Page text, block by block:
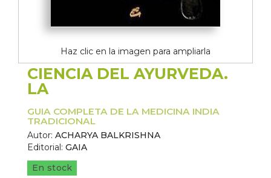
Haz clic en la imagen para ampliarla
CIENCIA DEL AYURVEDA.
LA
GUIA COMPLETA DE LA MEDICINA INDIA
TRADICIONAL
Autor: ACHARYA BALKRISHNA
Editorial: GAIA
En stock